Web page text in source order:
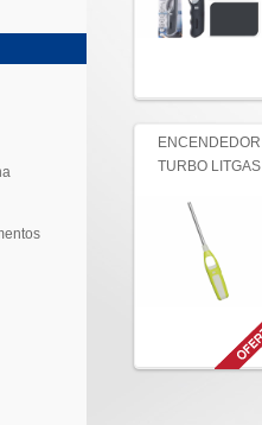
ENCENDEDOR
TURBO LITGAS